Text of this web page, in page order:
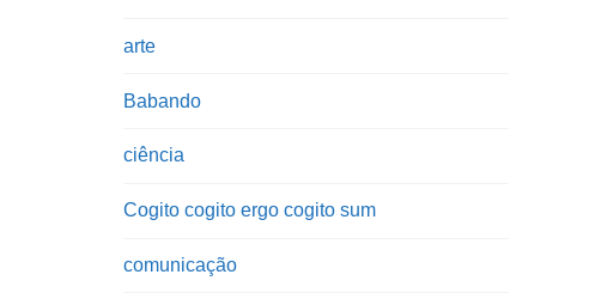
arte
Babando
ciência
Cogito cogito ergo cogito sum
comunicação